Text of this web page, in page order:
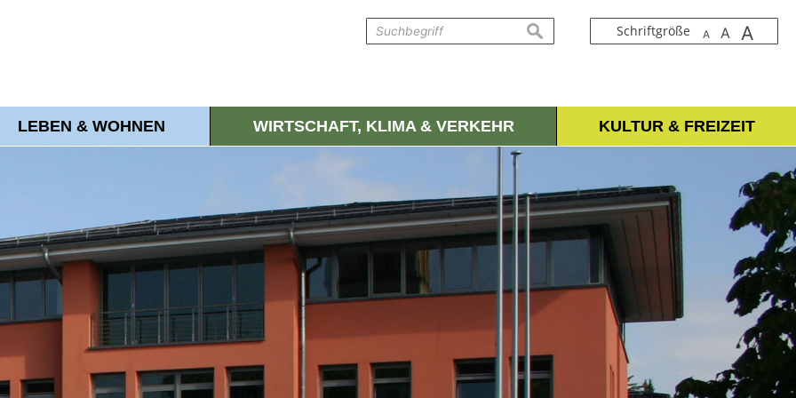
Schriftgröße A A A
suchen
LEBEN & WOHNEN WIRTSCHAFT, KLIMA & VERKEHR KULTUR & FREIZEIT